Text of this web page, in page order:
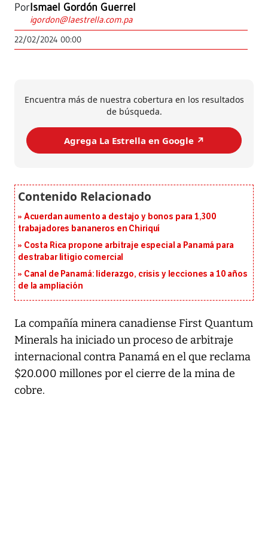
PorIsmael Gordón Guerrel
igordon@laestrella.com.pa
22/02/2024 00:00
Encuentra más de nuestra cobertura en los resultados
de búsqueda.
Agrega La Estrella en Google ↗️
Acuerdan aumento a destajo y bonos para 1,300
trabajadores bananeros en Chiriquí
Costa Rica propone arbitraje especial a Panamá para
destrabar litigio comercial
Canal de Panamá: liderazgo, crisis y lecciones a 10 años
de la ampliación
La compañía minera canadiense First Quantum
Minerals ha iniciado un proceso de arbitraje
internacional contra Panamá en el que reclama
$20.000 millones por el cierre de la mina de
cobre.